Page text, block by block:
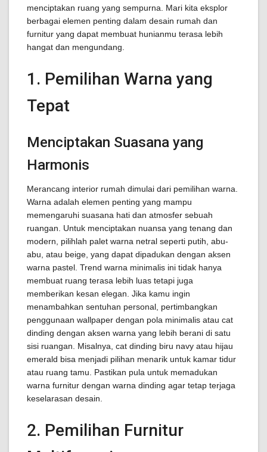
menciptakan ruang yang sempurna. Mari kita eksplor
berbagai elemen penting dalam desain rumah dan
furnitur yang dapat membuat hunianmu terasa lebih
hangat dan mengundang.
1. Pemilihan Warna yang
Tepat
Menciptakan Suasana yang
Harmonis
Merancang interior rumah dimulai dari pemilihan warna.
Warna adalah elemen penting yang mampu
memengaruhi suasana hati dan atmosfer sebuah
ruangan. Untuk menciptakan nuansa yang tenang dan
modern, pilihlah palet warna netral seperti putih, abu-
abu, atau beige, yang dapat dipadukan dengan aksen
warna pastel. Trend warna minimalis ini tidak hanya
membuat ruang terasa lebih luas tetapi juga
memberikan kesan elegan. Jika kamu ingin
menambahkan sentuhan personal, pertimbangkan
penggunaan wallpaper dengan pola minimalis atau cat
dinding dengan aksen warna yang lebih berani di satu
sisi ruangan. Misalnya, cat dinding biru navy atau hijau
emerald bisa menjadi pilihan menarik untuk kamar tidur
atau ruang tamu. Pastikan pula untuk memadukan
warna furnitur dengan warna dinding agar tetap terjaga
keselarasan desain.
2. Pemilihan Furnitur